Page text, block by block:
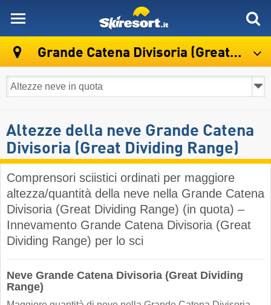
Grande Catena Divisoria (Great Dividing Range)
Altezze della neve Grande Catena
Divisoria (Great Dividing Range)
Comprensori sciistici ordinati per maggiore
altezza/quantità della neve nella Grande Catena
Divisoria (Great Dividing Range) (in quota) –
Innevamento Grande Catena Divisoria (Great
Dividing Range) per lo sci
Neve Grande Catena Divisoria (Great Dividing
Range)